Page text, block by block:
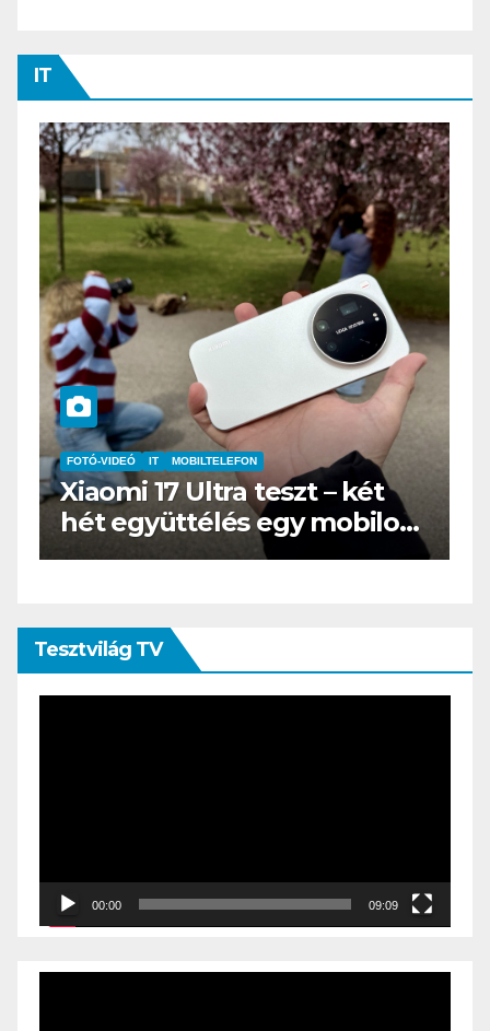
IT
IT MŰSZAKI
BOOX Go 10.3 teszt – Amikor
az e-book olvasó felnő, és
öltönyt húz
Tesztvilág TV
00:00 09:09